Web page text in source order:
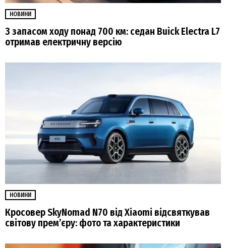
НОВИНИ
З запасом ходу понад 700 км: седан Buick Electra L7
отримав електричну версію
НОВИНИ
Кросовер SkyNomad N70 від Xiaomi відсвяткував
світову прем’єру: фото та характеристики